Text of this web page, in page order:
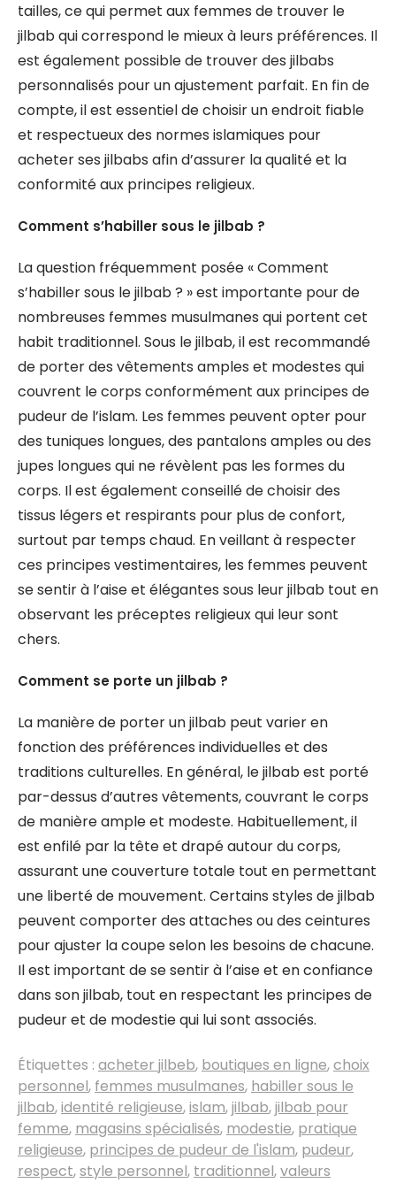
tailles, ce qui permet aux femmes de trouver le
jilbab qui correspond le mieux à leurs préférences. Il
est également possible de trouver des jilbabs
personnalisés pour un ajustement parfait. En fin de
compte, il est essentiel de choisir un endroit fiable
et respectueux des normes islamiques pour
acheter ses jilbabs afin d’assurer la qualité et la
conformité aux principes religieux.
Comment s’habiller sous le jilbab ?
La question fréquemment posée « Comment
s’habiller sous le jilbab ? » est importante pour de
nombreuses femmes musulmanes qui portent cet
habit traditionnel. Sous le jilbab, il est recommandé
de porter des vêtements amples et modestes qui
couvrent le corps conformément aux principes de
pudeur de l’islam. Les femmes peuvent opter pour
des tuniques longues, des pantalons amples ou des
jupes longues qui ne révèlent pas les formes du
corps. Il est également conseillé de choisir des
tissus légers et respirants pour plus de confort,
surtout par temps chaud. En veillant à respecter
ces principes vestimentaires, les femmes peuvent
se sentir à l’aise et élégantes sous leur jilbab tout en
observant les préceptes religieux qui leur sont
chers.
Comment se porte un jilbab ?
La manière de porter un jilbab peut varier en
fonction des préférences individuelles et des
traditions culturelles. En général, le jilbab est porté
par-dessus d’autres vêtements, couvrant le corps
de manière ample et modeste. Habituellement, il
est enfilé par la tête et drapé autour du corps,
assurant une couverture totale tout en permettant
une liberté de mouvement. Certains styles de jilbab
peuvent comporter des attaches ou des ceintures
pour ajuster la coupe selon les besoins de chacune.
Il est important de se sentir à l’aise et en confiance
dans son jilbab, tout en respectant les principes de
pudeur et de modestie qui lui sont associés.
Étiquettes : acheter jilbeb, boutiques en ligne,choix
personnel, femmes musulmanes, habiller sous le
jilbab,identité religieuse,islam,jilbab,jilbab pour
femme, magasins spécialisés, modestie, pratique
religieuse, principes de pudeur de l'islam, pudeur,
respect,style personnel, traditionnel,valeurs